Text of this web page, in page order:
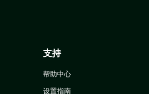
支持
帮助中心
设置指南